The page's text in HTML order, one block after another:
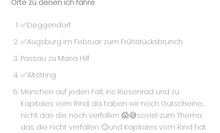
Orte zu denen ich fahre
✅Deggendorf
✅Augsburg im Februar zum Frühstücksbrunch
Passau zu Maria Hilf
✅Altötting
München auf jeden Fall, ins Riesenrad und zu
Kapitales vom Rind, da haben wir noch Gutscheine…
nicht das die noch verfallen 😱😅soviel zum Thema
das die nicht verfallen 🙄und Kapitales vom Rind hat